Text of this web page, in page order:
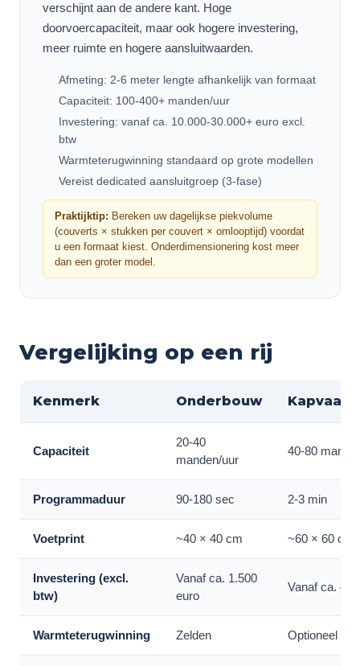
verschijnt aan de andere kant. Hoge
doorvoercapaciteit, maar ook hogere investering,
meer ruimte en hogere aansluitwaarden.
Afmeting: 2-6 meter lengte afhankelijk van formaat
Capaciteit: 100-400+ manden/uur
Investering: vanaf ca. 10.000-30.000+ euro excl.
btw
Warmteterugwinning standaard op grote modellen
Vereist dedicated aansluitgroep (3-fase)
Praktijktip: Bereken uw dagelijkse piekvolume
(couverts × stukken per couvert × omlooptijd) voordat
u een formaat kiest. Onderdimensionering kost meer
dan een groter model.
Vergelijking op een rij
Kenmerk Onderbouw
Capaciteit
20-40
manden/uur
40-80
Programmaduur 90-180 sec 2-3 min
Voetprint ~40 × 40 cm ~60 × 60 cm
Investering (excl.
btw)
Vanaf ca. 1.500
euro
Vanaf ca.
Warmteterugwinning Zelden Optioneel